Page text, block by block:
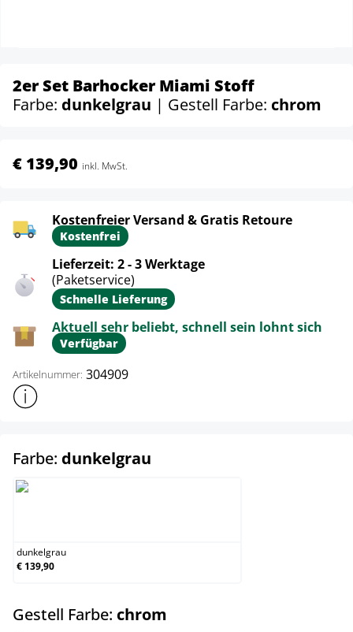
2er Set Barhocker Miami Stoff
Farbe: dunkelgrau | Gestell Farbe: chrom
€ 139,90 inkl. MwSt.
Kostenfreier Versand & Gratis Retoure
Kostenfrei
Lieferzeit: 2 - 3 Werktage
(Paketservice)
Schnelle Lieferung
Aktuell sehr beliebt, schnell sein lohnt sich
Verfügbar
Artikelnummer: 304909
Weitere Produktinformationen anzeigen
Farbe: dunkelgrau
dunkelgrau
€ 139,90
Gestell Farbe: chrom